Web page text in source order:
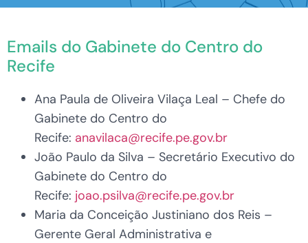
Emails do Gabinete do Centro do
Recife
Ana Paula de Oliveira Vilaça Leal – Chefe do
Gabinete do Centro do
Recife: anavilaca@recife.pe.gov.br
João Paulo da Silva – Secretário Executivo do
Gabinete do Centro do
Recife: joao.psilva@recife.pe.gov.br
Maria da Conceição Justiniano dos Reis –
Gerente Geral Administrativa e